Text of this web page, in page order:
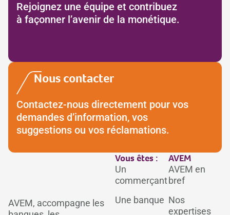
Rejoignez une équipe et contribuez
à façonner l’avenir de la monétique.
Nous contacter
Contactez-nous directement pour vos
demandes d’information, vos
suggestions ou vos réclamations.
AVEM, accompagne les
Vous êtes :
Un
commerçant
Une banque
AVEM
AVEM en
bref
Nos
expertises